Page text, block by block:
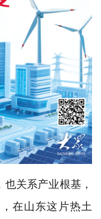
关系产业根基，
在山东这片热土